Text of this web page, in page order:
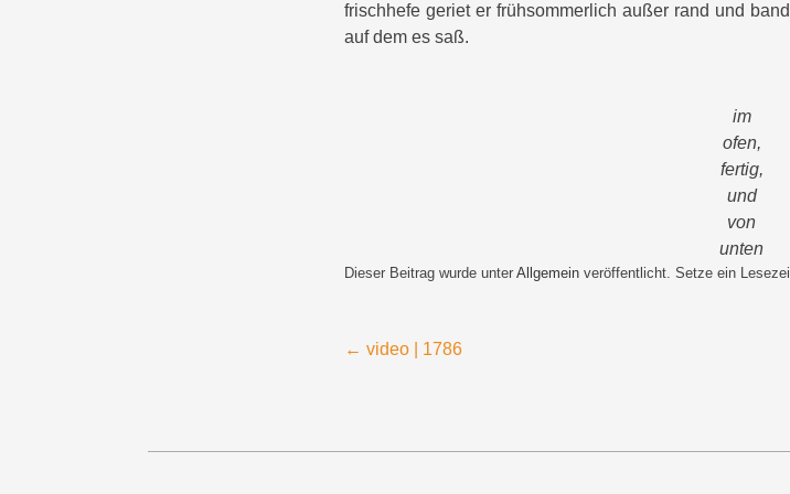
frischhefe geriet er frühsommerlich außer rand und
auf dem es saß.
im
ofen,
fertig,
und
von
unten
Dieser Beitrag wurde unter Allgemein veröffentlicht. Setze ein
Beitragsnavigation
← video | 1786